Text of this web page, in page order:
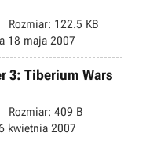
Rozmiar: 122.5 KB
18 maja 2007
3: Tiberium Wars
Rozmiar: 409 B
kwietnia 2007